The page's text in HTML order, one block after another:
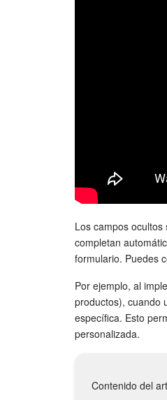
Los campos
completan
formulario. Puedes
Por ejemplo, al
productos), cuando
específica. Esto
personalizada.
Contenido del